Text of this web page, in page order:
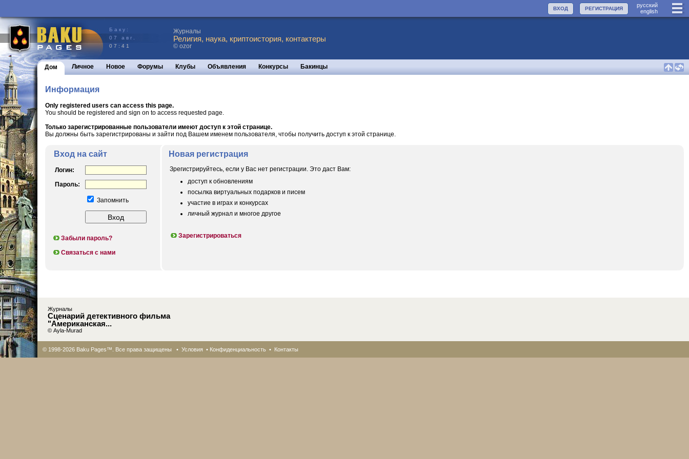
руccкий
english
РЕГИСТРАЦИЯ
ВХОД
Баку:
07 авг.
07:41
Журналы
Религия, наука, криптоистория, контактеры
© ozor
Дом Личное Новое Форумы Клубы Объявления Конкурсы Бакинцы
Информация
Only registered users can access this page.
You should be registered and sign on to access requested page.
Только зарегистрированные пользователи имеют доступ к этой странице.
Вы должны быть зарегистрированы и зайти под Вашем именем пользователя, чтобы получить доступ к этой странице.
Вход на сайт
Логин:
Пароль:
Запомнить
Забыли пароль?
Связаться с нами
Новая регистрация
Зрегистрируйтесь, если у Вас нет регистрации. Это даст Вам:
доступ к обновлениям
посылка виртуальных подарков и писем
участие в играх и конкурсах
личный журнал и многое другое
Зарегистрироваться
Журналы
Сценарий детективного фильма
"Американская...
© Ayla-Murad
© 1998-2026 Baku Pages™. Все права защищены • Условия • Конфиденциальность • Контакты